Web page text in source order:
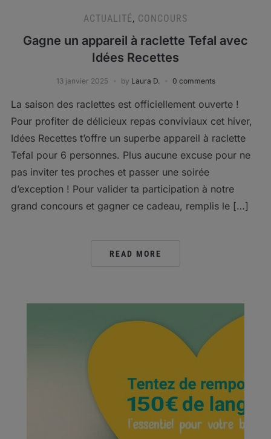
ACTUALITÉ, CONCOURS
Gagne un appareil à raclette Tefal avec
Idées Recettes
13 janvier 2025 by Laura D. 0 comments
La saison des raclettes est officiellement ouverte !
Pour profiter de délicieux repas conviviaux cet hiver,
Idées Recettes t’offre un superbe appareil à raclette
Tefal pour 6 personnes. Plus aucune excuse pour ne
pas inviter tes proches et passer une soirée
d’exception ! Pour valider ta participation à notre
grand concours et gagner ce cadeau, remplis le […]
READ MORE